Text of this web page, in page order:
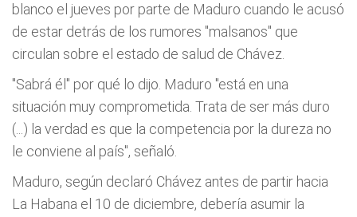
blanco el jueves por parte de Maduro cuando le acusó
de estar detrás de los rumores "malsanos" que
circulan sobre el estado de salud de Chávez.
"Sabrá él" por qué lo dijo. Maduro "está en una
situación muy comprometida. Trata de ser más duro
(...) la verdad es que la competencia por la dureza no
le conviene al país", señaló.
Maduro, según declaró Chávez antes de partir hacia
La Habana el 10 de diciembre, debería asumir la